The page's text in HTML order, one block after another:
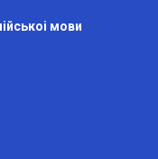
мови